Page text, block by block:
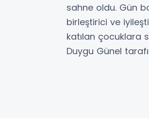
sahne oldu. Gün
birleştirici ve
katılan çocuklara
Duygu Günel